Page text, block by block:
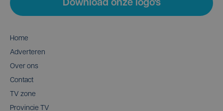
Download onze logo's
Home
Adverteren
Over ons
Contact
TV zone
Provincie TV